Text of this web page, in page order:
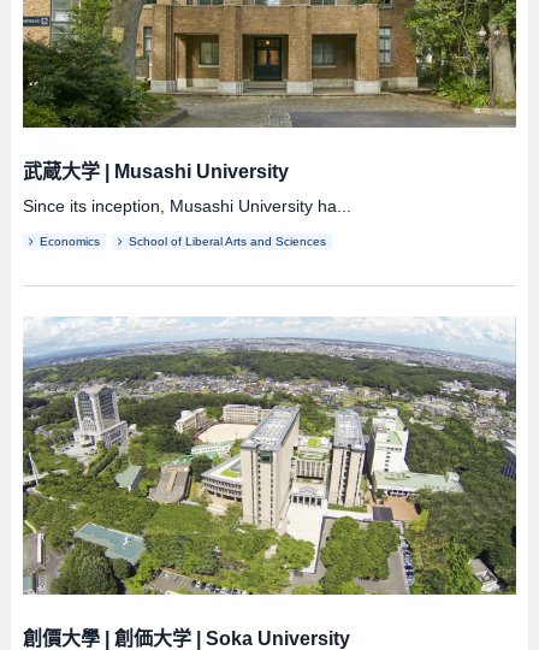
武蔵大学| Musashi University
Since its inception, Musashi University ha...
Economics School of Liberal Arts and Sciences
創價大學| 創価大学| Soka University